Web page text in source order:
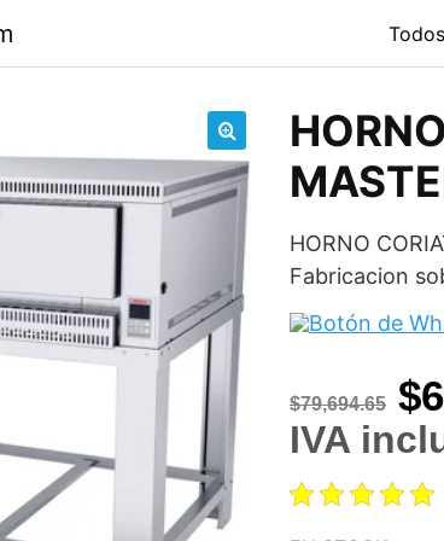
🔍
HORNO
Fabricacion
$79,694.65 $
IVA